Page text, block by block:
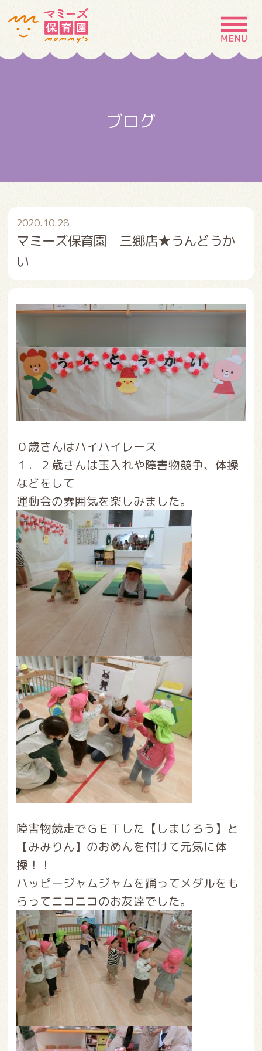
MENU
採用情報 お問い合わせ
ブログ
2020.10.28
マミーズ保育園 三郷店★うんどうか
い
０歳さんはハイハイレース
１．２歳さんは玉入れや障害物競争、体操
などをして
運動会の雰囲気を楽しみました。
障害物競走でＧＥＴした【しまじろう】と
【みみりん】のおめんを付けて元気に体
操！！
ハッピージャムジャムを踊ってメダルをも
らってニコニコのお友達でした。